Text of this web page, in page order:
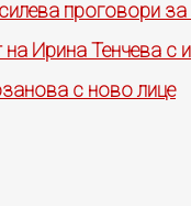
проговори
на Ирина Тенчева с
с ново лице